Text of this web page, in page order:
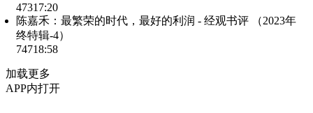
47317:20
陈嘉禾：最繁荣的时代，最好的利润 - 经观书评 （2023年
终特辑-4）
74718:58
加载更多
APP内打开